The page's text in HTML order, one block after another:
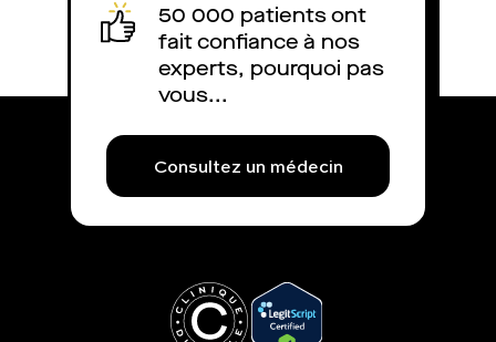
50 000 patients ont
fait confiance à nos
experts, pourquoi pas
vous...
Consultez un médecin